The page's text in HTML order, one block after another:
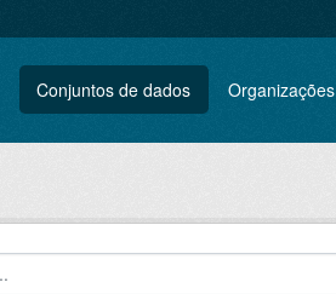
Conjuntos de dados Organizações